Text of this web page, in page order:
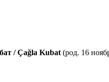
/ Çağla Kubat (род. 16